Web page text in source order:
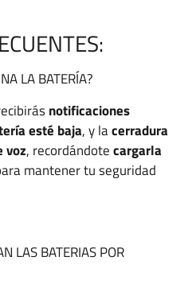
LA BATERÍA?
notificaciones
esté baja, y lacerradura
voz, recordándotecargarla
mantener tu seguridad
LAS BATERIAS POR